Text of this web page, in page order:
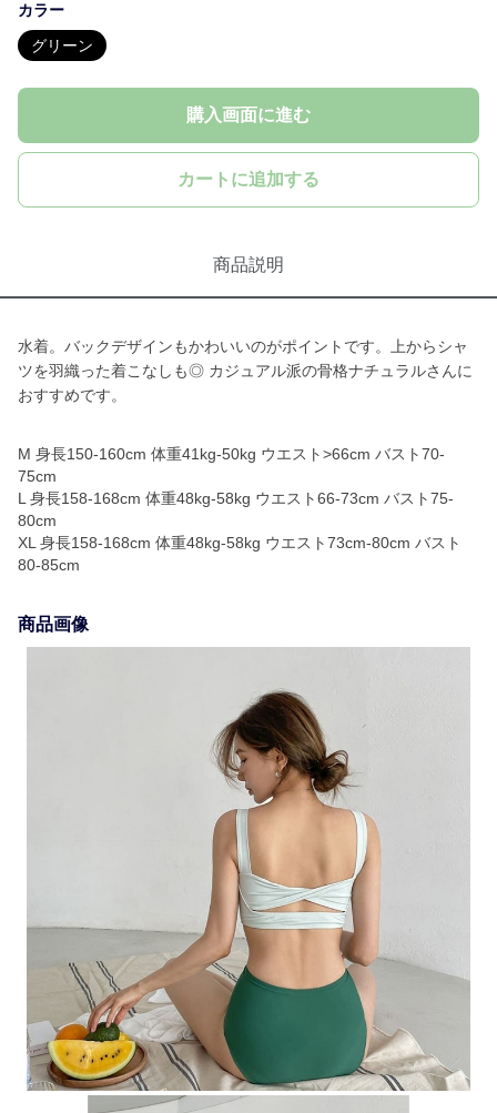
カラー
グリーン
購入画面に進む
カートに追加する
商品説明
水着。バックデザインもかわいいのがポイントです。上からシャ
ツを羽織った着こなしも◎ カジュアル派の骨格ナチュラルさんに
おすすめです。
M 身長150-160cm 体重41kg-50kg ウエスト>66cm バスト70-
75cm
L 身長158-168cm 体重48kg-58kg ウエスト66-73cm バスト75-
80cm
XL 身長158-168cm 体重48kg-58kg ウエスト73cm-80cm バスト
80-85cm
商品画像